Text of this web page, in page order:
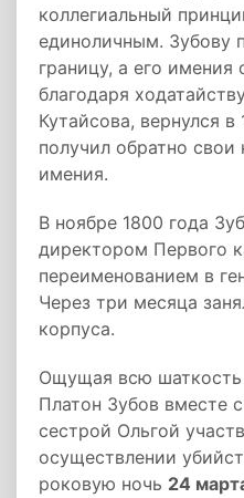
коллегиальный
единоличным. Зубову
границу, а его
благодаря
Кутайсова, вернулся
получил обратно
имения.
В ноябре 1800 года
директором Первого
переименованием в
Через три месяца
корпуса.
Ощущая всю шаткость
Платон Зубов вместе
сестрой Ольгой
осуществлении
роковую ночь 24